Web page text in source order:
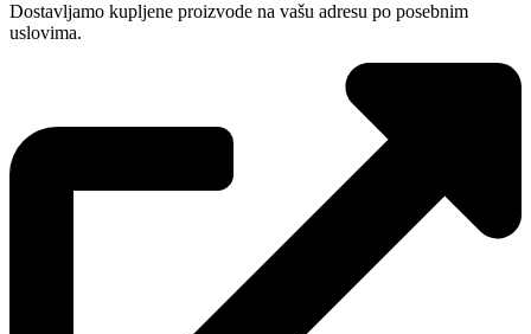
Dostavljamo kupljene proizvode na vašu adresu po posebnim
uslovima.